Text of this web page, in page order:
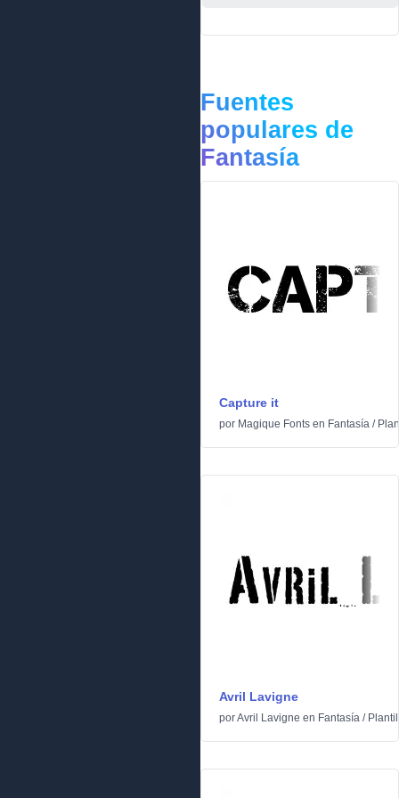
Fuentes
populares de
Fantasía
Capture it
por Magique Fonts en Fantasía /
Avril Lavigne
porAvril Lavigne en Fantasía /